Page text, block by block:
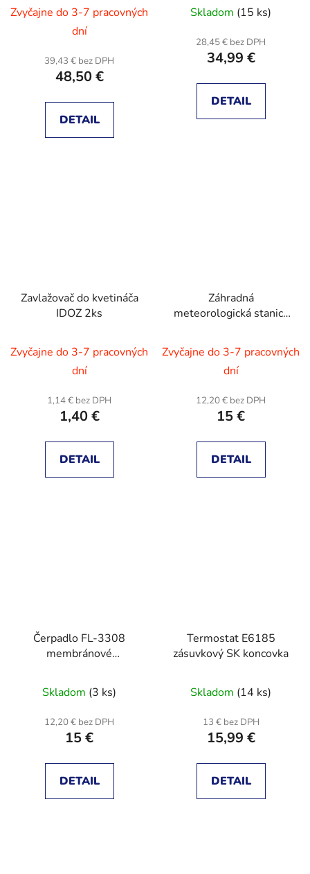
Zvyčajne do 3-7 pracovných
dní
39,43 € bez DPH
48,50 €
DETAIL
Skladom (15 ks)
28,45 € bez DPH
34,99 €
DETAIL
Zavlažovač do kvetináča
IDOZ 2ks
Zvyčajne do 3-7 pracovných
dní
1,14 € bez DPH
1,40 €
DETAIL
Záhradná
meteorologická stanica
anemometer - 145 cm
Zvyčajne do 3-7 pracovných
dní
12,20 € bez DPH
15 €
DETAIL
Čerpadlo FL-3308
membránové
12V/70W
Skladom (3 ks)
12,20 € bez DPH
15 €
DETAIL
Termostat E6185
zásuvkový SK koncovka
Skladom (14 ks)
13 € bez DPH
15,99 €
DETAIL